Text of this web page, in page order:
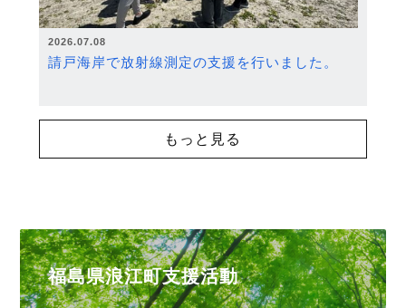
2026.07.08
請戸海岸で放射線測定の支援を行いました。
もっと見る
福島県浪江町支援活動